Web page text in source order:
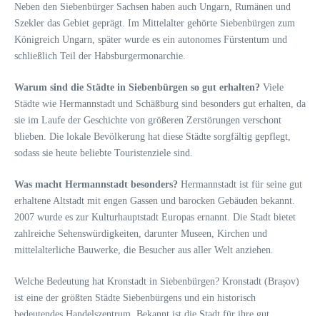
Neben den Siebenbürger Sachsen haben auch Ungarn, Rumänen und
Szekler das Gebiet geprägt. Im Mittelalter gehörte Siebenbürgen zum
Königreich Ungarn, später wurde es ein autonomes Fürstentum und
schließlich Teil der Habsburgermonarchie.
Warum sind die Städte in Siebenbürgen so gut erhalten? Viele
Städte wie Hermannstadt und Schäßburg sind besonders gut erhalten, da
sie im Laufe der Geschichte von größeren Zerstörungen verschont
blieben. Die lokale Bevölkerung hat diese Städte sorgfältig gepflegt,
sodass sie heute beliebte Touristenziele sind.
Was macht Hermannstadt besonders? Hermannstadt ist für seine gut
erhaltene Altstadt mit engen Gassen und barocken Gebäuden bekannt.
2007 wurde es zur Kulturhauptstadt Europas ernannt. Die Stadt bietet
zahlreiche Sehenswürdigkeiten, darunter Museen, Kirchen und
mittelalterliche Bauwerke, die Besucher aus aller Welt anziehen.
Welche Bedeutung hat Kronstadt in Siebenbürgen? Kronstadt (Brașov)
ist eine der größten Städte Siebenbürgens und ein historisch